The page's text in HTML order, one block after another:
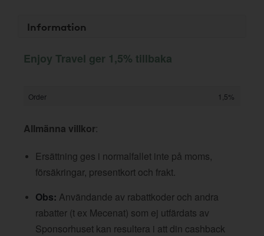
Information
Enjoy Travel ger 1,5% tillbaka
Order 1,5%
Allmänna villkor:
Ersättning ges i normalfallet inte på moms,
försäkringar, presentkort och frakt.
Obs: Användande av rabattkoder och andra
rabatter (t ex Mecenat) som ej utfärdats av
Sponsorhuset kan resultera i att din cashback